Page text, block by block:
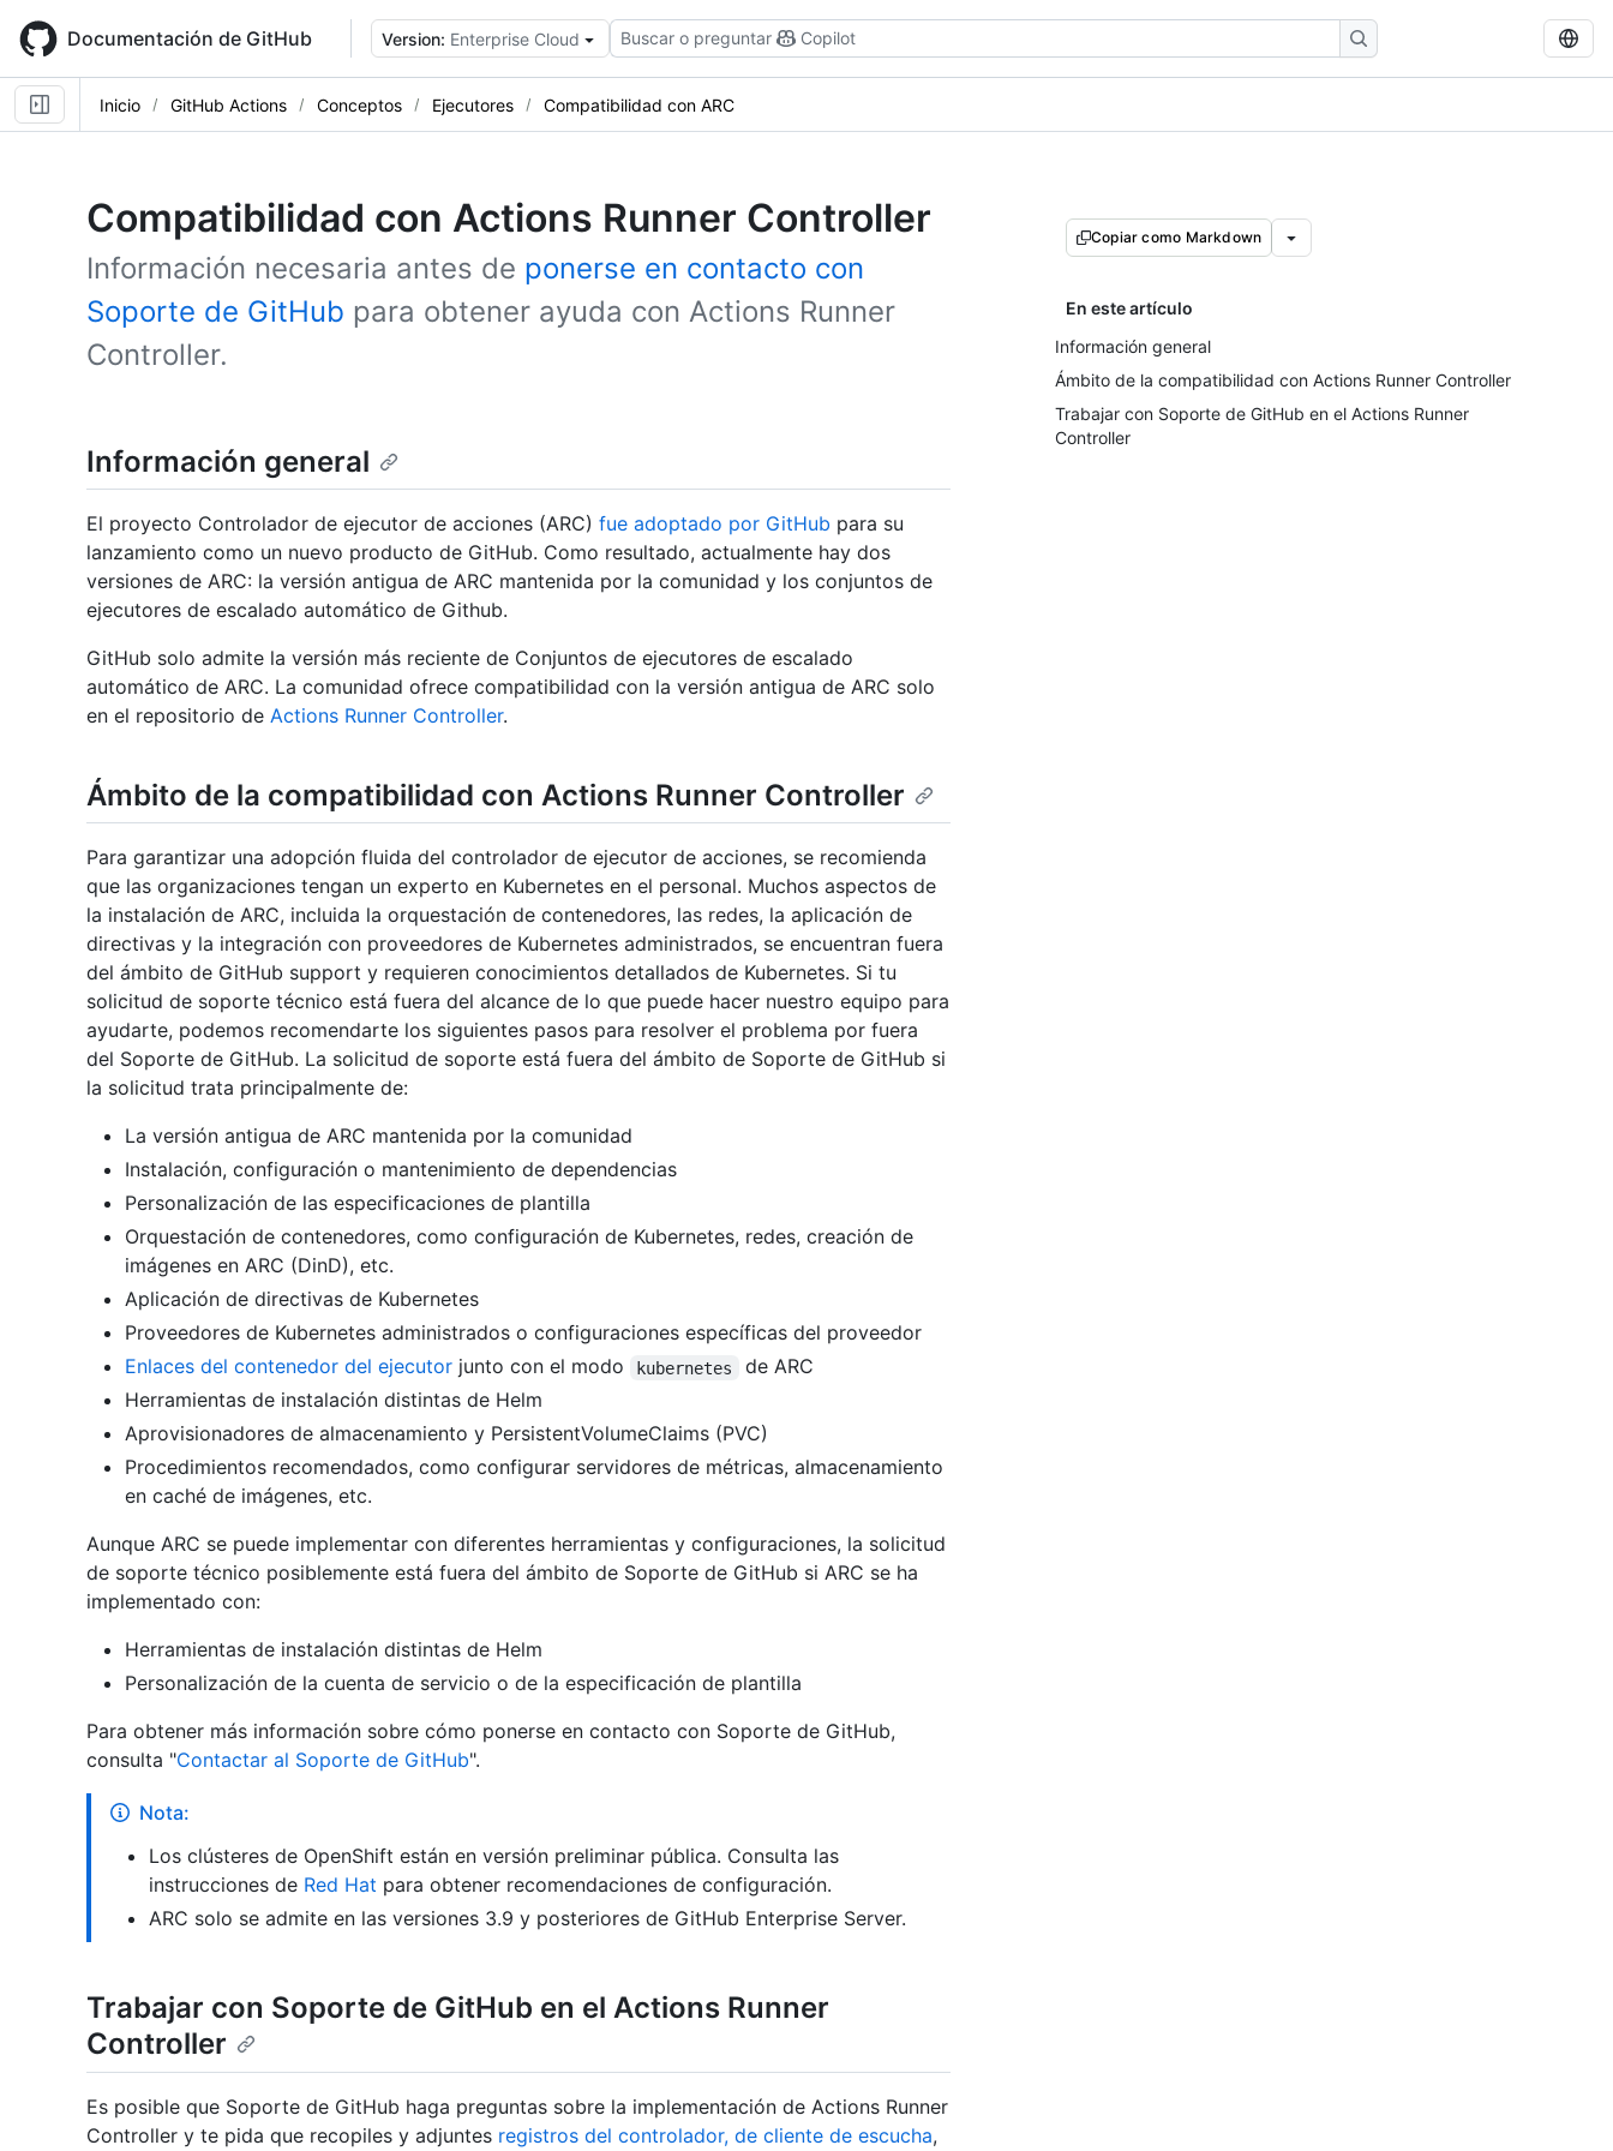
main
content
Documentación de GitHub Version: Enterprise Cloud Buscar o preguntar Copilot
Inicio GitHub Actions Conceptos Ejecutores Compatibilidad con ARC
Compatibilidad con Actions Runner Controller
Información necesaria antes de ponerse en contacto con
Soporte de GitHub para obtener ayuda con Actions Runner
Controller.
Copiar como Markdown
En este artículo
Información general
Ámbito de la compatibilidad con Actions Runner Controller
Trabajar con Soporte de GitHub en el Actions Runner
Controller
Información general
El proyecto Controlador de ejecutor de acciones (ARC) fue adoptado por GitHub para su
lanzamiento como un nuevo producto de GitHub. Como resultado, actualmente hay dos
versiones de ARC: la versión antigua de ARC mantenida por la comunidad y los conjuntos de
ejecutores de escalado automático de Github.
GitHub solo admite la versión más reciente de Conjuntos de ejecutores de escalado
automático de ARC. La comunidad ofrece compatibilidad con la versión antigua de ARC solo
en el repositorio de Actions Runner Controller.
Ámbito de la compatibilidad con Actions Runner Controller
Para garantizar una adopción fluida del controlador de ejecutor de acciones, se recomienda
que las organizaciones tengan un experto en Kubernetes en el personal. Muchos aspectos de
la instalación de ARC, incluida la orquestación de contenedores, las redes, la aplicación de
directivas y la integración con proveedores de Kubernetes administrados, se encuentran fuera
del ámbito de GitHub support y requieren conocimientos detallados de Kubernetes. Si tu
solicitud de soporte técnico está fuera del alcance de lo que puede hacer nuestro equipo para
ayudarte, podemos recomendarte los siguientes pasos para resolver el problema por fuera
del Soporte de GitHub. La solicitud de soporte está fuera del ámbito de Soporte de GitHub si
la solicitud trata principalmente de:
La versión antigua de ARC mantenida por la comunidad
Instalación, configuración o mantenimiento de dependencias
Personalización de las especificaciones de plantilla
Orquestación de contenedores, como configuración de Kubernetes, redes, creación de
imágenes en ARC (DinD), etc.
Aplicación de directivas de Kubernetes
Proveedores de Kubernetes administrados o configuraciones específicas del proveedor
Enlaces del contenedor del ejecutor junto con el modo kubernetes
de ARC
Herramientas de instalación distintas de Helm
Aprovisionadores de almacenamiento y PersistentVolumeClaims (PVC)
Procedimientos recomendados, como configurar servidores de métricas, almacenamiento
en caché de imágenes, etc.
Aunque ARC se puede implementar con diferentes herramientas y configuraciones, la solicitud
de soporte técnico posiblemente está fuera del ámbito de Soporte de GitHub si ARC se ha
implementado con:
Herramientas de instalación distintas de Helm
Personalización de la cuenta de servicio o de la especificación de plantilla
Para obtener más información sobre cómo ponerse en contacto con Soporte de GitHub,
consulta "Contactar al Soporte de GitHub".
Nota:
Los clústeres de OpenShift están en versión preliminar pública. Consulta las
instrucciones de Red Hat para obtener recomendaciones de configuración.
ARC solo se admite en las versiones 3.9 y posteriores de GitHub Enterprise Server.
Trabajar con Soporte de GitHub en el Actions Runner
Controller
Es posible que Soporte de GitHub haga preguntas sobre la implementación de Actions Runner
Controller y te pida que recopiles y adjuntes registros del controlador, de cliente de escucha,